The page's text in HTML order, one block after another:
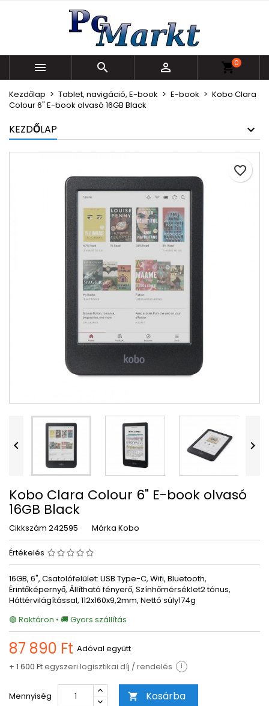
   shopping_cart0
Kezdőlap Tablet, navigáció, E-book E-book
Kobo Clara
Colour 6" E-book olvasó 16GB Black
KEZDŐLAP
 
Kobo Clara Colour 6" E-book olvasó
16GB Black
Cikkszám 242595 Márka Kobo
Értékelés
16GB, 6", Csatolófelület: USB Type-C, Wifi, Bluetooth,
Érintőképernyő, Állítható fényerő, Színhőmérséklet2 tónus,
Háttérvilágítással, 112x160x9,2mm, Nettó súly174g
🟢 Raktáron • 🚚 Gyors szállítás
87 890 Ft Adóval együtt
+ 1 600 Ftegyszeri logisztikai díj / rendelés i
Mennyiség  Kosárba
favorite_border
Kívánságlistáim
add_circle_outline Új lista létrehozása
Kívánságlista létrehozása
Kívánságlista neve
Bejelentkezés
Be kell jelentkezned a termékek kívánságlistába
történő mentéséhez.
Mégsem